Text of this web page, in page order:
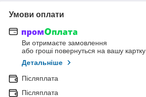
Умови оплати
Ви отримаєте замовлення
або гроші повернуться на вашу картку
Детальніше
Післяплата
Післяплата